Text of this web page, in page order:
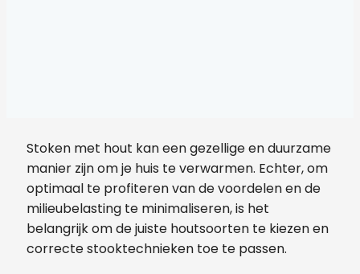
Stoken met hout kan een gezellige en duurzame
manier zijn om je huis te verwarmen. Echter, om
optimaal te profiteren van de voordelen en de
milieubelasting te minimaliseren, is het
belangrijk om de juiste houtsoorten te kiezen en
correcte stooktechnieken toe te passen.